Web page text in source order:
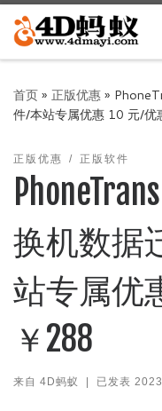
Skip to content
首页» 正版优惠»
件/本站专属优惠 10 元/优
正版优惠 正版软件
换机数据
站专属优
￥288
来自 4D蚂蚁 | 已发表